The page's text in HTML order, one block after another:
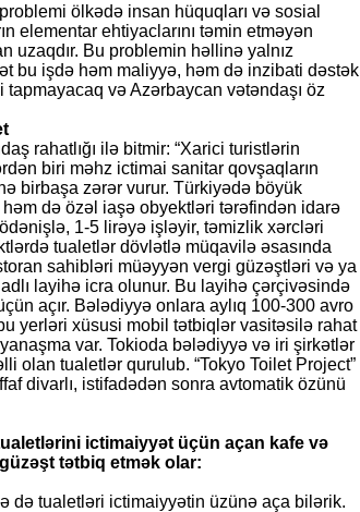
ölkədə insan hüquqları və sosial
elementar ehtiyaclarını təmin etməyən
uzaqdır. Bu problemin həllinə yalnız
bu işdə həm maliyyə, həm də inzibati dəstək
və Azərbaycan vətəndaşı öz
rahatlığı ilə bitmir: “Xarici turistlərin
biri məhz ictimai sanitar qovşaqların
birbaşa zərər vurur. Türkiyədə böyük
də özəl iaşə obyektləri tərəfindən idarə
1-5 lirəyə işləyir, təmizlik xərcləri
tualetlər dövlətlə müqavilə əsasında
sahibləri müəyyən vergi güzəştləri və ya
layihə icra olunur. Bu layihə çərçivəsində
açır. Bələdiyyə onlara aylıq 100-300 avro
yerləri xüsusi mobil tətbiqlər vasitəsilə rahat
var. Tokioda bələdiyyə və iri şirkətlər
olan tualetlər qurulub. “Tokyo Toilet Project”
divarlı, istifadədən sonra avtomatik özünü
ictimaiyyət üçün açan kafe və
tətbiq etmək olar:
də tualetləri ictimaiyyətin üzünə aça bilərik.